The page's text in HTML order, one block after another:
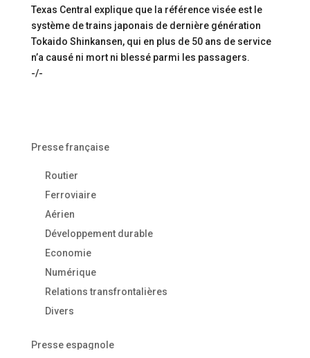
Texas Central explique que la référence visée est le
système de trains japonais de dernière génération
Tokaido Shinkansen, qui en plus de 50 ans de service
n’a causé ni mort ni blessé parmi les passagers.
-/-
Presse française
Routier
Ferroviaire
Aérien
Développement durable
Economie
Numérique
Relations transfrontalières
Divers
Presse espagnole